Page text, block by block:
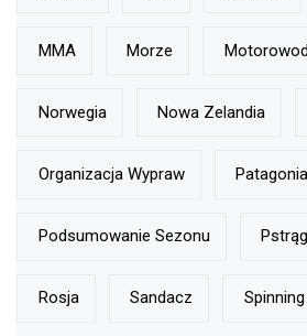
MMA Morze
Norwegia Nowa Zelandia
Organizacja Wypraw Patagonia
Podsumowanie Sezonu Pstrąg
Rosja Sandacz Spinning